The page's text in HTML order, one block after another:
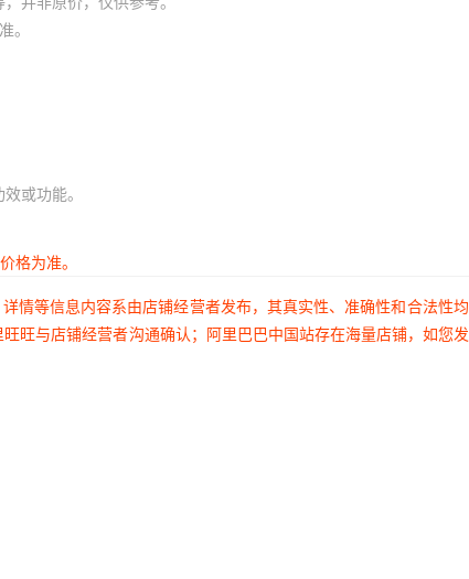
。
或功能。
格为准。
情等信息内容系由店铺经营者发布，其真实性、准确性和合法性
旺与店铺经营者沟通确认；阿里巴巴中国站存在海量店铺，如您